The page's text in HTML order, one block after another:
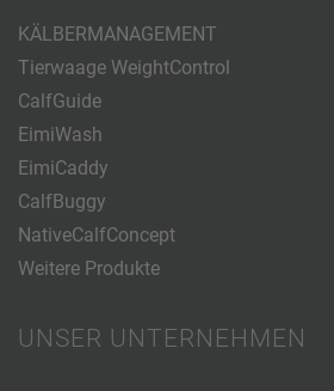
KÄLBERMANAGEMENT
Tierwaage WeightControl
CalfGuide
EimiWash
EimiCaddy
CalfBuggy
NativeCalfConcept
Weitere Produkte
UNSER UNTERNEHMEN